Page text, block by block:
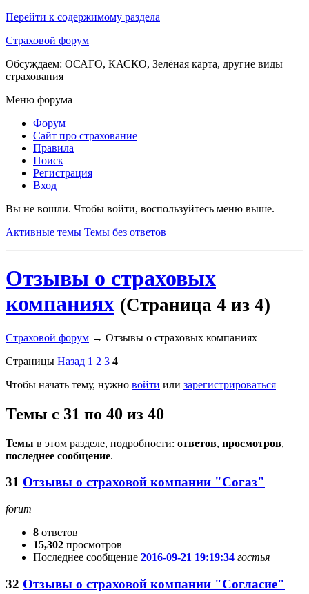
Перейти к содержимому раздела
Страховой форум
Обсуждаем: ОСАГО, КАСКО, Зелёная карта, другие виды
страхования
Меню форума
Форум
Сайт про страхование
Правила
Поиск
Регистрация
Вход
Вы не вошли. Чтобы войти, воспользуйтесь меню выше.
Активные темы Темы без ответов
Отзывы о страховых
компаниях (Страница 4 из 4)
Страховой форум → Отзывы о страховых компаниях
Страницы Назад 1 2 3 4
Чтобы начать тему, нужно войти или зарегистрироваться
Темы с 31 по 40 из 40
Темы в этом разделе, подробности: ответов, просмотров,
последнее сообщение.
31 Отзывы о страховой компании "Согаз"
forum
8 ответов
15,302 просмотров
Последнее сообщение 2016-09-21 19:19:34 гостья
32 Отзывы о страховой компании "Согласие"